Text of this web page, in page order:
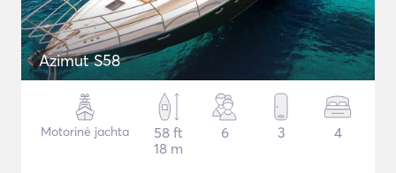
Azimut S58
Motorinė jachta
58 ft
18 m
6 3 4